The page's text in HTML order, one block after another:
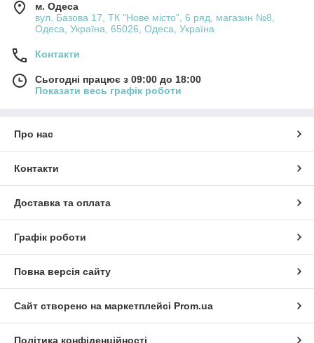
м. Одеса
вул. Базова 17, ТК "Нове місто", 6 ряд, магазин №8,
Одеса, Україна, 65026, Одеса, Україна
Контакти
Сьогодні працює з 09:00 до 18:00
Показати весь графік роботи
Про нас
Контакти
Доставка та оплата
Графік роботи
Повна версія сайту
Сайт створено на маркетплейсі Prom.ua
Політика конфіденційності